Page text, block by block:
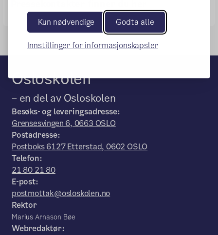
Kun nødvendige Godta alle
Innstillinger for informasjonskapsler
Osloskolen
– en del av Osloskolen
Besøks- og leveringsadresse:
Grensesvingen 6, 0663 OSLO
Postadresse:
Postboks 6127 Etterstad, 0602 OSLO
Telefon:
21 80 21 80
E-post:
postmottak@osloskolen.no
Rektor
Marius Arnason Bøe
Webredaktør: